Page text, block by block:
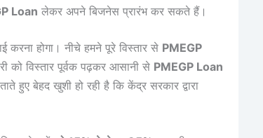
Loan लेकर अपने बिजनेस प्रारंभ कर सकते हैं।
होगा। नीचे हमने पूरे विस्तार से PMEGP
को विस्तार पूर्वक पढ़कर आसानी से PMEGP Loan
हुए बेहद खुशी हो रही है कि केंद्र सरकार द्वारा